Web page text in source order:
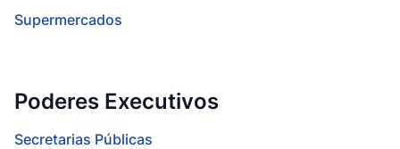
Supermercados
Poderes Executivos
Secretarias Públicas